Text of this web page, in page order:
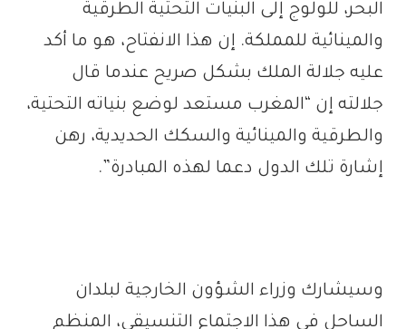
البحر، للولوج إلى البنيات التحتية الطرقية
والمينائية للمملكة. إن هذا الانفتاح، هو ما أكد
عليه جلالة الملك بشكل صريح عندما قال
جلالته إن “المغرب مستعد لوضع بنياته التحتية،
والطرقية والمينائية والسكك الحديدية، رهن
إشارة تلك الدول دعما لهذه المبادرة”.
وسيشارك وزراء الشؤون الخارجية لبلدان
الساحل في هذا الاجتماع التنسيقي، المنظم